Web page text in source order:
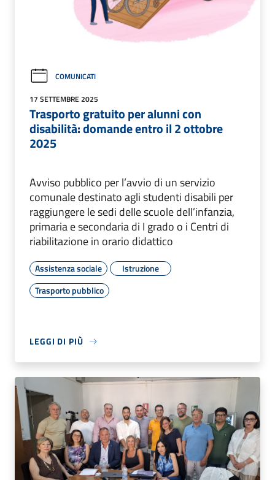
COMUNICATI
17 SETTEMBRE 2025
Trasporto gratuito per alunni con
disabilità: domande entro il 2 ottobre
2025
Avviso pubblico per l’avvio di un servizio
comunale destinato agli studenti disabili per
raggiungere le sedi delle scuole dell’infanzia,
primaria e secondaria di I grado o i Centri di
riabilitazione in orario didattico
Assistenza sociale
Istruzione
Trasporto pubblico
LEGGI DI PIÙ